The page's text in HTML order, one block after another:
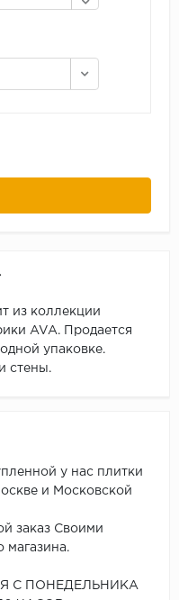
из коллекции
AVA. Продается
упаковке.
стены.
у нас плитки
и Московской
заказ Своими
магазина.
С ПОНЕДЕЛЬНИКА